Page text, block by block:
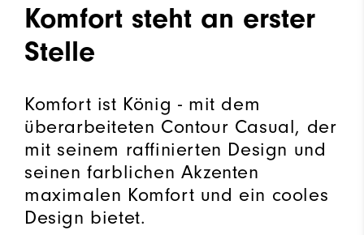
Komfort steht an erster
Stelle
Komfort ist König - mit dem
überarbeiteten Contour Casual, der
mit seinem raffinierten Design und
seinen farblichen Akzenten
maximalen Komfort und ein cooles
Design bietet.